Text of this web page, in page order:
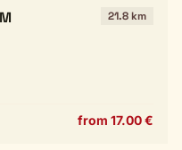
21.8 km
from 17.00 €